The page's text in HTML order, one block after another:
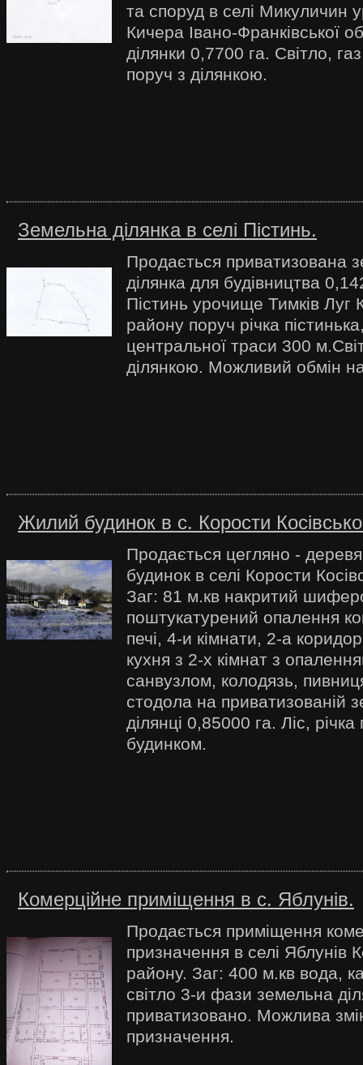
та споруд в селі Микуличин
Кичера Івано-Франківської
ділянки 0,7700 га. Світло,
поруч з ділянкою.
Земельна ділянка в селі Пістинь.
Продається приватизована
ділянка для будівництва
Пістинь урочище Тимків Луг
району поруч річка
центральної траси 300
ділянкою. Можливий обмін
Жилий будинок в с. Корости
Продається цегляно -
будинок в селі Корости
Заг: 81 м.кв накритий
поштукатурений опалення
печі, 4-и кімнати, 2-а
кухня з 2-х кімнат з
санвузлом, колодязь,
стодола на приватизованій
ділянці 0,85000 га. Ліс, річка
будинком.
Комерційне приміщення в с. Яблунів.
Продається приміщення
призначення в селі Яблунів
району. Заг: 400 м.кв вода,
світло 3-и фази земельна
приватизовано. Можлива
призначення.